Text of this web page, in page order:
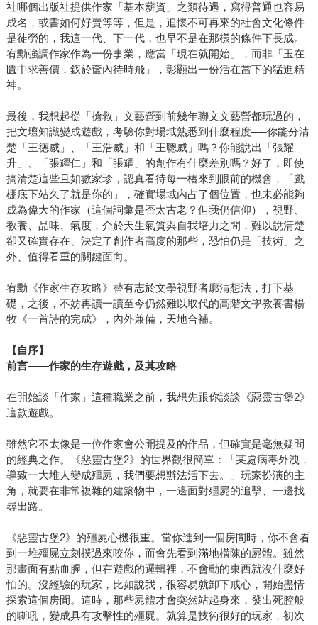
社哪個出版社提供作家「基本薪資」之類待遇，寫得普通也容易
成名，或書如何好賣等等，但是，追懷不可再來的社會文化條件
是徒勞的，我這一代、下一代，也早不是在那樣的條件下長成。
宥勳強調作家作為一份事業，應當「現在就開始」，而非「玉在
匱中求善價，釵於奩內待時飛」，彰顯出一份活在當下的猛進精
神。
最後，我想起從「搶救」文藝營到前幾年聯文文藝營都玩過的，
把文壇知識變成遊戲，考驗你對場域熟悉到什麼程度──你能分清
楚「王德威」、「王浩威」和「王聰威」嗎？你能說出「張耀
升」、「張耀仁」和「張耀」的創作有什麼差別嗎？好了，即使
搞清楚這些且如數家珍，認真看待每一樁來到眼前的機會，「戲
棚底下站久了就是你的」，確實場域內占了個位置，也未必能夠
成為偉大的作家（這個詞彙是否太古老？但我仍信仰），視野、
教養、品味、氣度，介於天生氣質與自我培力之間，難以說清楚
卻又確實存在、決定了創作者高度的那些，恐怕仍是「技術」之
外、值得看重的關鍵面向。
宥勳《作家生存攻略》替有志於文學視野者廓清想法，打下基
礎，之後，不妨再讀一讀至今仍然難以取代的高階文學教養書楊
牧《一首詩的完成》，內外兼備，天地合補。
【自序】
前言——作家的生存遊戲，及其攻略
在開始談「作家」這種職業之前，我想先跟你談談《惡靈古堡2》
這款遊戲。
雖然它不太像是一位作家會公開提及的作品，但確實是毫無疑問
的經典之作。《惡靈古堡2》的世界觀很簡單：「某處病毒外洩，
導致一大堆人變成殭屍，我們要想辦法活下去。」玩家扮演的主
角，就要在非常複雜的建築物中，一邊面對殭屍的追擊、一邊找
尋出路。
《惡靈古堡2》的殭屍心機很重。當你進到一個房間時，你不會看
到一堆殭屍立刻撲過來咬你，而會先看到滿地橫陳的屍體。雖然
那畫面有點血腥，但在遊戲的邏輯裡，不會動的東西就沒什麼好
怕的。沒經驗的玩家，比如說我，很容易就卸下戒心，開始盡情
探索這個房間。這時，那些屍體才會突然站起身來，發出死腔般
的嘶吼，變成具有攻擊性的殭屍。就算是技術很好的玩家，初次